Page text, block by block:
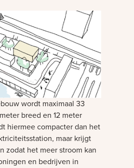
wordt maximaal 33
breed en 12 meter
hiermee compacter dan het
maar krijgt
zodat het meer stroom kan
en bedrijven in